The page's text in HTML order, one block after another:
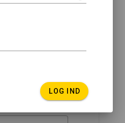
LOG IND